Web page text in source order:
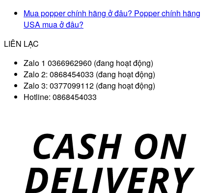
Mua popper chính hãng ở đâu? Popper chính hãng
USA mua ở đâu?
LIÊN LẠC
Zalo 1 0366962960 (đang hoạt động)
Zalo 2: 0868454033 (đang hoạt động)
Zalo 3: 0377099112 (đang hoạt động)
Hotline: 0868454033